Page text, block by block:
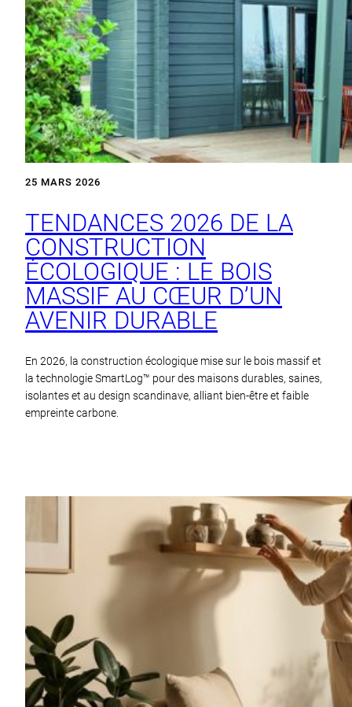
25 MARS 2026
TENDANCES 2026 DE LA
CONSTRUCTION
ÉCOLOGIQUE : LE BOIS
MASSIF AU CŒUR D’UN
AVENIR DURABLE
En 2026, la construction écologique mise sur le bois massif et
la technologie SmartLog™ pour des maisons durables, saines,
isolantes et au design scandinave, alliant bien-être et faible
empreinte carbone.